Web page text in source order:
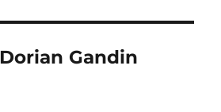
Dorian Gandin